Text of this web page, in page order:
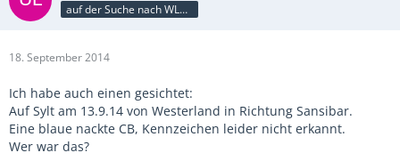
auf der Suche nach WLAN ...
18. September 2014
Ich habe auch einen gesichtet:
Auf Sylt am 13.9.14 von Westerland in Richtung Sansibar.
Eine blaue nackte CB, Kennzeichen leider nicht erkannt.
Wer war das?